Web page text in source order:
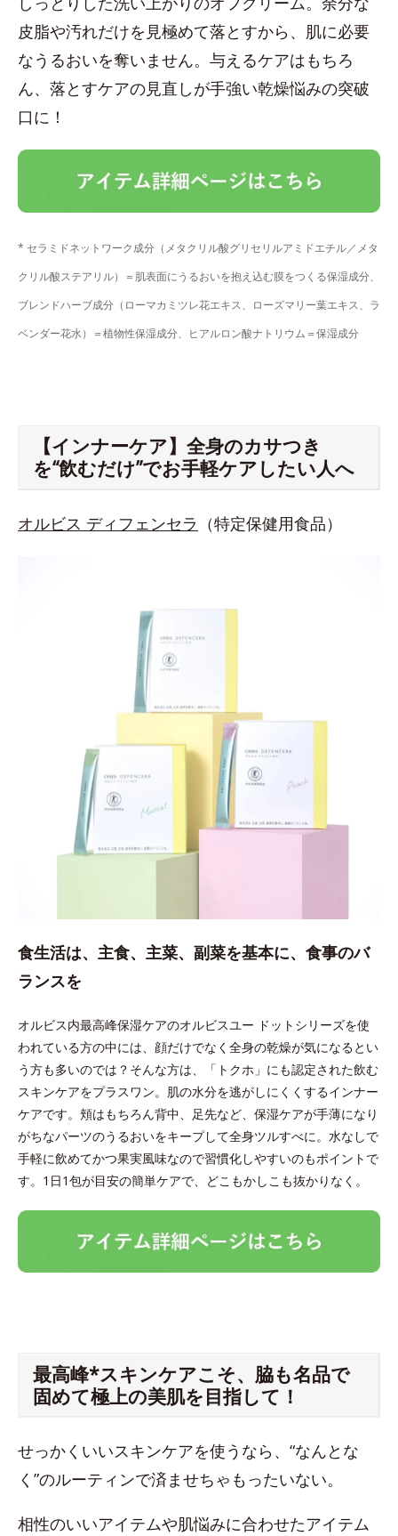
皮脂や汚れだけを見極めて落とすから、肌に必要
なうるおいを奪いません。与えるケアはもちろ
ん、落とすケアの見直しが手強い乾燥悩みの突破
口に！
* セラミドネットワーク成分（メタクリル酸グリセリルアミドエチル／メタ
クリル酸ステアリル）＝肌表面にうるおいを抱え込む膜をつくる保湿成分、
ブレンドハーブ成分（ローマカミツレ花エキス、ローズマリー葉エキス、ラ
ベンダー花水）＝植物性保湿成分、ヒアルロン酸ナトリウム＝保湿成分
【インナーケア】全身のカサつき
を“飲むだけ”でお手軽ケアしたい人へ
オルビス ディフェンセラ （特定保健用食品）
食生活は、主食、主菜、副菜を基本に、食事のバ
ランスを
オルビス内最高峰保湿ケアのオルビスユー ドットシリーズを使
われている方の中には、顔だけでなく全身の乾燥が気になるとい
う方も多いのでは？そんな方は、「トクホ」にも認定された飲む
スキンケアをプラスワン。肌の水分を逃がしにくくするインナー
ケアです。頬はもちろん背中、足先など、保湿ケアが手薄になり
がちなパーツのうるおいをキープして全身ツルすべに。水なしで
手軽に飲めてかつ果実風味なので習慣化しやすいのもポイントで
す。1日1包が目安の簡単ケアで、どこもかしこも抜かりなく。
最高峰*スキンケアこそ、脇も名品で
固めて極上の美肌を目指して！
せっかくいいスキンケアを使うなら、“なんとな
く”のルーティンで済ませちゃもったいない。
相性のいいアイテムや肌悩みに合わせたアイテム